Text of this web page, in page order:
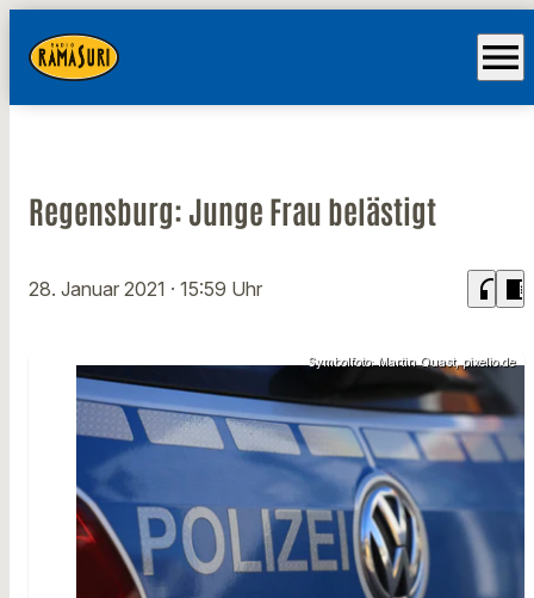
menu
Regensburg: Junge Frau belästigt
28. Januar 2021 · 15:59 Uhr headphones chrome_reader_mode
Symbolfoto: Martin Quast, pixelio.de